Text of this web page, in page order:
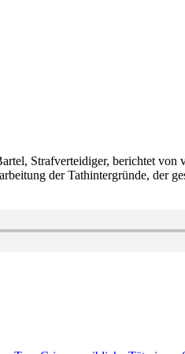
Strafverteidiger, berichtet von
der Tathintergründe, der